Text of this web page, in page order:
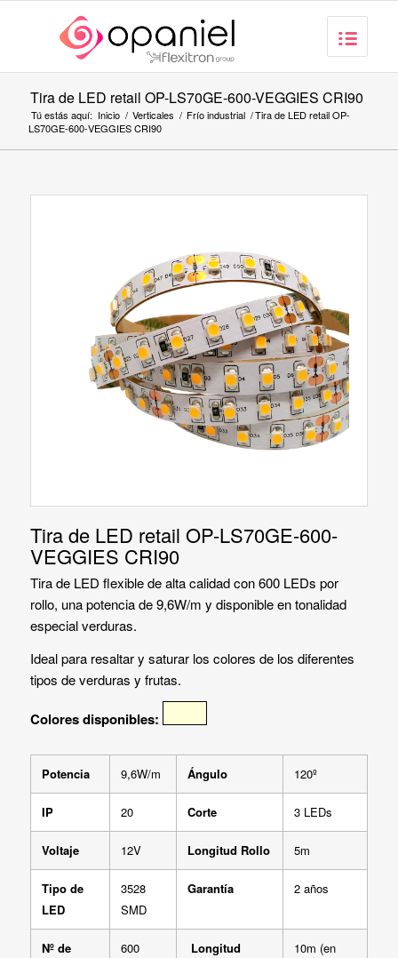
Tira de LED retail OP-LS70GE-600-VEGGIES CRI90
Tú estás aquí: Inicio / Verticales / Frío industrial /Tira de LED retail OP-
LS70GE-600-VEGGIES CRI90
Tira de LED retail OP-LS70GE-600-
VEGGIES CRI90
Tira de LED flexible de alta calidad con 600 LEDs por
rollo, una potencia de 9,6W/m y disponible en tonalidad
especial verduras.
Ideal para resaltar y saturar los colores de los diferentes
tipos de verduras y frutas.
Colores disponibles:
Potencia 9,6W/m Ángulo 120º
IP 20 Corte 3 LEDs
Voltaje 12V Longitud Rollo 5m
Tipo de
LED
3528
SMD
Garantía 2 años
Nº de
600
Longitud
10m (en